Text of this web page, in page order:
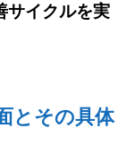
サイクルを実
とその具体